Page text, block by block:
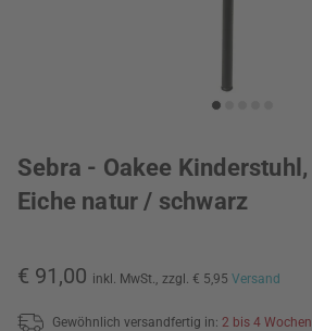
Sebra - Oakee Kinderstuhl,
Eiche natur / schwarz
€ 91,00 inkl. MwSt., zzgl. € 5,95 Versand
Gewöhnlich versandfertig in: 2 bis 4 Wochen